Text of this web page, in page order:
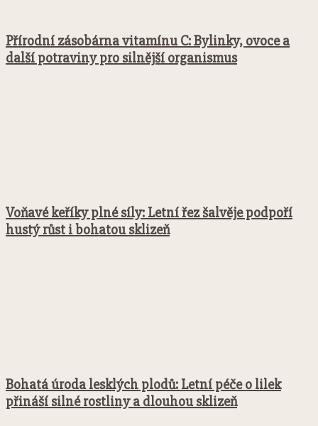
Přírodní zásobárna vitamínu C: Bylinky, ovoce a
další potraviny pro silnější organismus
Voňavé keříky plné síly: Letní řez šalvěje podpoří
hustý růst i bohatou sklizeň
Bohatá úroda lesklých plodů: Letní péče o lilek
přináší silné rostliny a dlouhou sklizeň